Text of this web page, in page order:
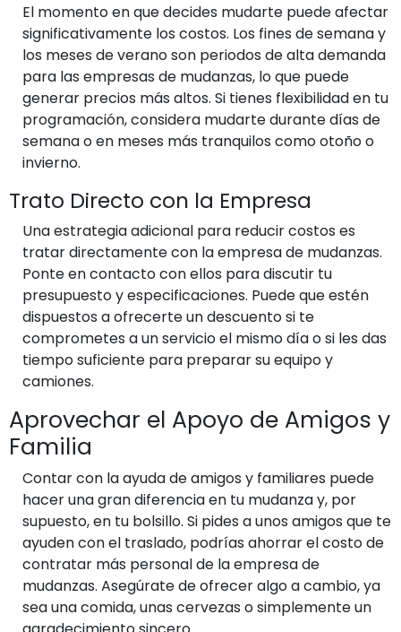
El momento en que decides mudarte puede afectar
significativamente los costos. Los fines de semana y
los meses de verano son periodos de alta demanda
para las empresas de mudanzas, lo que puede
generar precios más altos. Si tienes flexibilidad en tu
programación, considera mudarte durante días de
semana o en meses más tranquilos como otoño o
invierno.
Trato Directo con la Empresa
Una estrategia adicional para reducir costos es
tratar directamente con la empresa de mudanzas.
Ponte en contacto con ellos para discutir tu
presupuesto y especificaciones. Puede que estén
dispuestos a ofrecerte un descuento si te
comprometes a un servicio el mismo día o si les das
tiempo suficiente para preparar su equipo y
camiones.
Aprovechar el Apoyo de Amigos y
Familia
Contar con la ayuda de amigos y familiares puede
hacer una gran diferencia en tu mudanza y, por
supuesto, en tu bolsillo. Si pides a unos amigos que te
ayuden con el traslado, podrías ahorrar el costo de
contratar más personal de la empresa de
mudanzas. Asegúrate de ofrecer algo a cambio, ya
sea una comida, unas cervezas o simplemente un